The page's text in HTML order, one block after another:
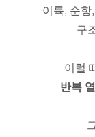
이륙, 순항
구
이럴
반복